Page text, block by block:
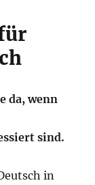
da, wenn
sind.
in